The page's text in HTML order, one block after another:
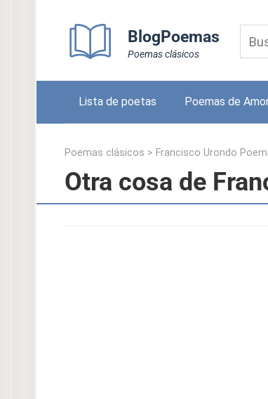
BlogPoemas
Poemas clásicos
Lista de poetas Poemas de
Poemas clásicos > Francisco Urondo
Otra cosa de